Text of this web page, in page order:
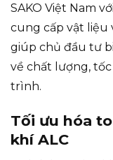
SAKO Việt Nam
cung cấp vật liệu
giúp chủ đầu tư
về chất lượng,
trình.
Tối ưu hóa
khí ALC